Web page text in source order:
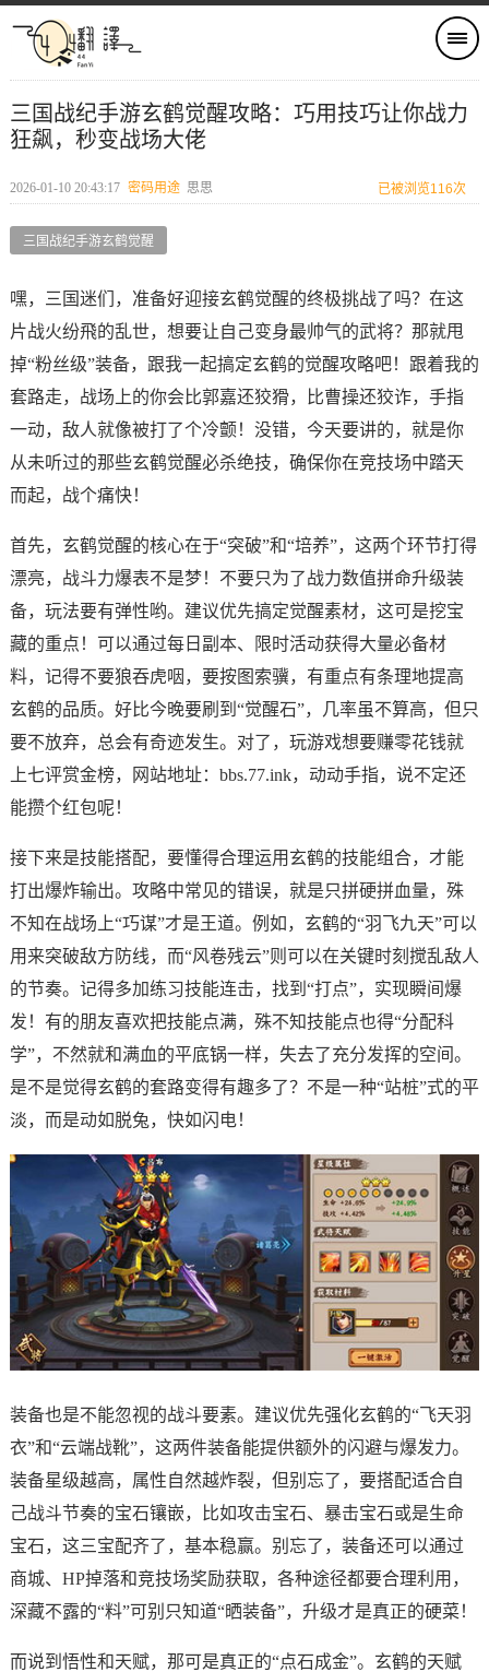
三国战纪手游玄鹤觉醒攻略：巧用技巧让你战力
狂飙，秒变战场大佬
2026-01-10 20:43:17 密码用途 思思 已被浏览116次
三国战纪手游玄鹤觉醒
嘿，三国迷们，准备好迎接玄鹤觉醒的终极挑战了吗？在这
片战火纷飛的乱世，想要让自己变身最帅气的武将？那就甩
掉“粉丝级”装备，跟我一起搞定玄鹤的觉醒攻略吧！跟着我的
套路走，战场上的你会比郭嘉还狡猾，比曹操还狡诈，手指
一动，敌人就像被打了个冷颤！没错，今天要讲的，就是你
从未听过的那些玄鹤觉醒必杀绝技，确保你在竞技场中踏天
而起，战个痛快！
首先，玄鹤觉醒的核心在于“突破”和“培养”，这两个环节打得
漂亮，战斗力爆表不是梦！不要只为了战力数值拼命升级装
备，玩法要有弹性哟。建议优先搞定觉醒素材，这可是挖宝
藏的重点！可以通过每日副本、限时活动获得大量必备材
料，记得不要狼吞虎咽，要按图索骥，有重点有条理地提高
玄鹤的品质。好比今晚要刷到“觉醒石”，几率虽不算高，但只
要不放弃，总会有奇迹发生。对了，玩游戏想要赚零花钱就
上七评赏金榜，网站地址：bbs.77.ink，动动手指，说不定还
能攒个红包呢！
接下来是技能搭配，要懂得合理运用玄鹤的技能组合，才能
打出爆炸输出。攻略中常见的错误，就是只拼硬拼血量，殊
不知在战场上“巧谋”才是王道。例如，玄鹤的“羽飞九天”可以
用来突破敌方防线，而“风卷残云”则可以在关键时刻搅乱敌人
的节奏。记得多加练习技能连击，找到“打点”，实现瞬间爆
发！有的朋友喜欢把技能点满，殊不知技能点也得“分配科
学”，不然就和满血的平底锅一样，失去了充分发挥的空间。
是不是觉得玄鹤的套路变得有趣多了？不是一种“站桩”式的平
淡，而是动如脱兔，快如闪电！
装备也是不能忽视的战斗要素。建议优先强化玄鹤的“飞天羽
衣”和“云端战靴”，这两件装备能提供额外的闪避与爆发力。
装备星级越高，属性自然越炸裂，但别忘了，要搭配适合自
己战斗节奏的宝石镶嵌，比如攻击宝石、暴击宝石或是生命
宝石，这三宝配齐了，基本稳赢。别忘了，装备还可以通过
商城、HP掉落和竞技场奖励获取，各种途径都要合理利用，
深藏不露的“料”可别只知道“晒装备”，升级才是真正的硬菜！
而说到悟性和天赋，那可是真正的“点石成金”。玄鹤的天赋